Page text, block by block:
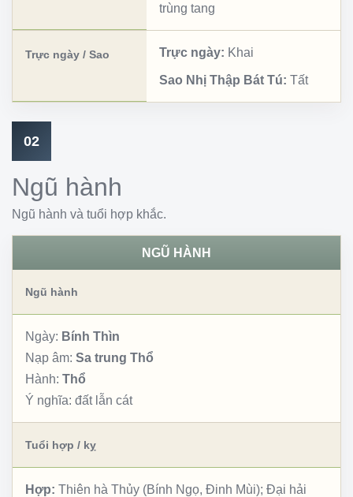
trùng tang
Trực ngày / Sao Trực ngày: Khai
Sao Nhị Thập Bát Tú: Tất
02
Ngũ hành
Ngũ hành và tuổi hợp khắc.
NGŨ HÀNH
Ngũ hành
Ngày: Bính Thìn
Nạp âm: Sa trung Thổ
Hành: Thổ
Ý nghĩa: đất lẫn cát
Tuổi hợp / kỵ
Hợp: Thiên hà Thủy (Bính Ngọ, Đinh Mùi); Đại hải